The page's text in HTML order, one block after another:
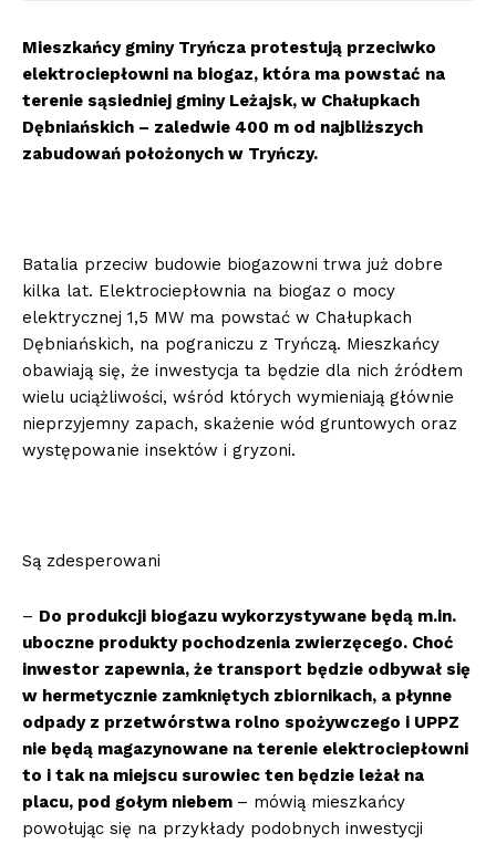
Mieszkańcy gminy Tryńcza protestują przeciwko
elektrociepłowni na biogaz, która ma powstać na
terenie sąsiedniej gminy Leżajsk, w Chałupkach
Dębniańskich – zaledwie 400 m od najbliższych
zabudowań położonych w Tryńczy.
Batalia przeciw budowie biogazowni trwa już dobre
kilka lat. Elektrociepłownia na biogaz o mocy
elektrycznej 1,5 MW ma powstać w Chałupkach
Dębniańskich, na pograniczu z Tryńczą. Mieszkańcy
obawiają się, że inwestycja ta będzie dla nich źródłem
wielu uciążliwości, wśród których wymieniają głównie
nieprzyjemny zapach, skażenie wód gruntowych oraz
występowanie insektów i gryzoni.
Są zdesperowani
– Do produkcji biogazu wykorzystywane będą m.in.
uboczne produkty pochodzenia zwierzęcego. Choć
inwestor zapewnia, że transport będzie odbywał się
w hermetycznie zamkniętych zbiornikach, a płynne
odpady z przetwórstwa rolno spożywczego i UPPZ
nie będą magazynowane na terenie elektrociepłowni
to i tak na miejscu surowiec ten będzie leżał na
placu, pod gołym niebem – mówią mieszkańcy
powołując się na przykłady podobnych inwestycji